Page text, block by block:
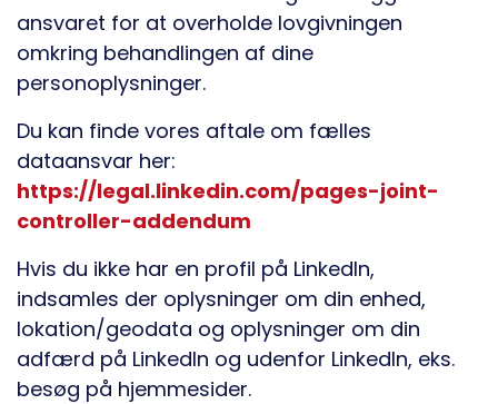
ansvaret for at overholde lovgivningen
omkring behandlingen af dine
personoplysninger.
Du kan finde vores aftale om fælles
dataansvar her:
https://legal.linkedin.com/pages-joint-
controller-addendum
Hvis du ikke har en profil på LinkedIn,
indsamles der oplysninger om din enhed,
lokation/geodata og oplysninger om din
adfærd på LinkedIn og udenfor LinkedIn, eks.
besøg på hjemmesider.